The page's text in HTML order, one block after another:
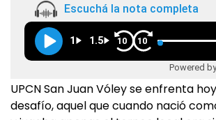
Escuchá la nota completa
1 1.5 10 10
Powered
UPCN San Juan Vóley se enfrenta
desafío, aquel que cuando nació